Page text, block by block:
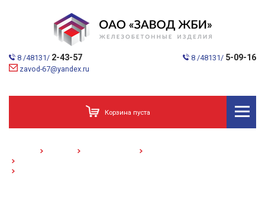
8 /48131/ 2-43-57 8 /48131/ 5-09-16
zavod-67@yandex.ru
Корзина пуста